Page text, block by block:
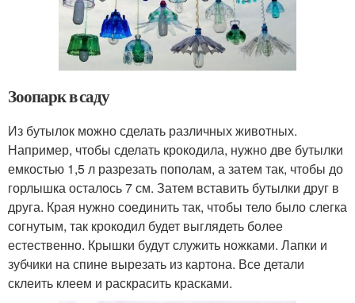
Зоопарк в саду
Из бутылок можно сделать различных животных.
Например, чтобы сделать крокодила, нужно две бутылки
емкостью 1,5 л разрезать пополам, а затем так, чтобы до
горлышка осталось 7 см. Затем вставить бутылки друг в
друга. Края нужно соединить так, чтобы тело было слегка
согнутым, так крокодил будет выглядеть более
естественно. Крышки будут служить ножками. Лапки и
зубчики на спине вырезать из картона. Все детали
склеить клеем и раскрасить красками.